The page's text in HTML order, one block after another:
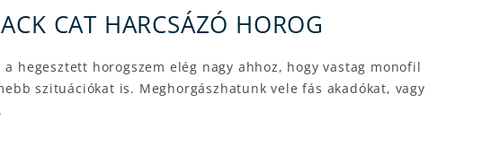
CAT HARCSÁZÓ HOROG
hegesztett horogszem elég nagy ahhoz, hogy vastag monofil
szituációkat is. Meghorgászhatunk vele fás akadókat, vagy